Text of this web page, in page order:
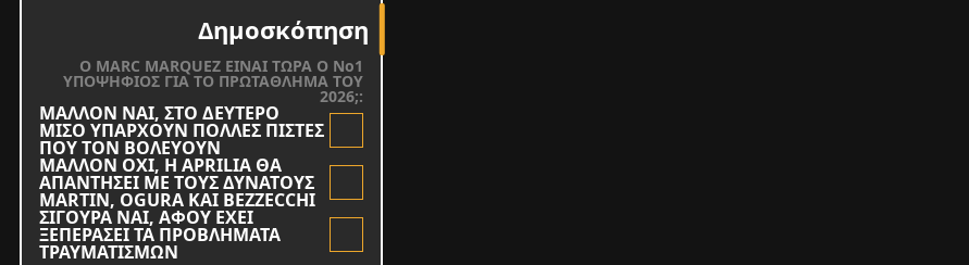
Δημοσκόπηση
O MARC MARQUEZ ΕΙΝΑΙ ΤΩΡΑ Ο Νο1
ΥΠΟΨΗΦΙΟΣ ΓΙΑ ΤΟ ΠΡΩΤΑΘΛΗΜΑ ΤΟΥ
2026;:
ΜΑΛΛΟΝ ΝΑΙ, ΣΤΟ ΔΕΥΤΕΡΟ
ΜΙΣΟ ΥΠΑΡΧΟΥΝ ΠΟΛΛΕΣ ΠΙΣΤΕΣ
ΠΟΥ ΤΟΝ ΒΟΛΕΥΟΥΝ
ΜΑΛΛΟΝ ΟΧΙ, Η APRILIA ΘΑ
ΑΠΑΝΤΗΣΕΙ ΜΕ ΤΟΥΣ ΔΥΝΑΤΟΥΣ
MARTIN, OGURA KAI BEZZECCHI
ΣΙΓΟΥΡΑ ΝΑΙ, ΑΦΟΥ ΕΧΕΙ
ΞΕΠΕΡΑΣΕΙ ΤΑ ΠΡΟΒΛΗΜΑΤΑ
ΤΡΑΥΜΑΤΙΣΜΩΝ